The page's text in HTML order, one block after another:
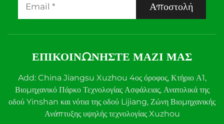
Αποστολή
ΕΠΙΚΟΙΝΩΝΉΣΤΕ ΜΑΖΊ ΜΑΣ
Add: China Jiangsu Xuzhou 4ος όροφος, Κτήριο Α1,
Βιομηχανικό Πάρκο Τεχνολογίας Ασφάλειας, Ανατολικά της
οδού Yinshan και νότια της οδού Lijiang, Ζώνη Βιομηχανικής
Ανάπτυξης υψηλής τεχνολογίας Xuzhou